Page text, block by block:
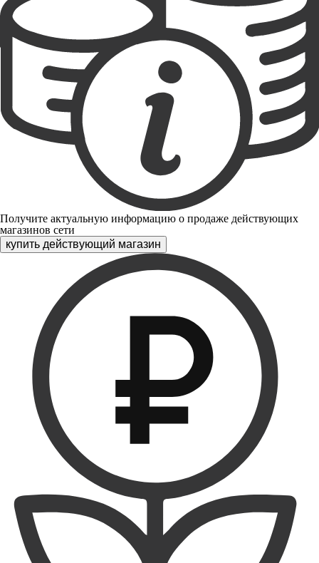
Получите актуальную информацию о продаже действующих
магазинов сети
купить действующий магазин